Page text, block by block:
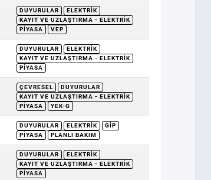
DUYURULAR
ELEKTRIK
KAYIT VE UZLAŞTIRMA - ELEKTRIK
PIYASA
VEP
DUYURULAR
ELEKTRIK
KAYIT VE UZLAŞTIRMA - ELEKTRIK
PIYASA
ÇEVRESEL
DUYURULAR
KAYIT VE UZLAŞTIRMA - ELEKTRIK
PIYASA
YEK-G
DUYURULAR ELEKTRIK
GİP
PIYASA
PLANLI BAKIM
DUYURULAR
ELEKTRIK
KAYIT VE UZLAŞTIRMA - ELEKTRIK
PIYASA